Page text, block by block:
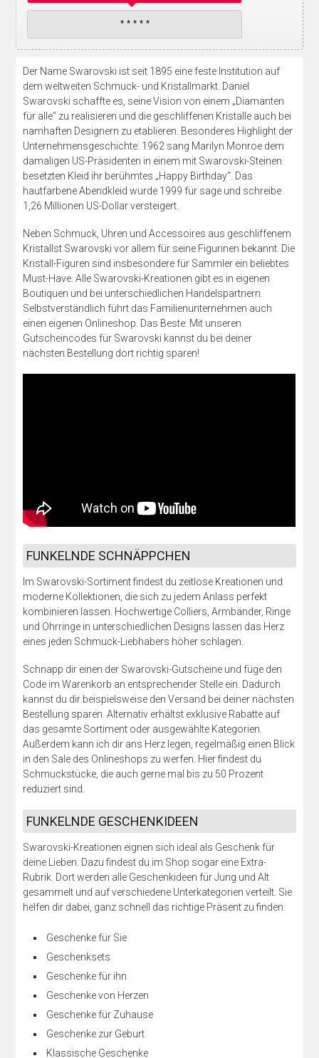
Der Name Swarovski ist seit 1895 eine feste Institution auf
dem weltweiten Schmuck- und Kristallmarkt. Daniel
Swarovski schaffte es, seine Vision von einem „Diamanten
für alle“ zu realisieren und die geschliffenen Kristalle auch bei
namhaften Designern zu etablieren. Besonderes Highlight der
Unternehmensgeschichte: 1962 sang Marilyn Monroe dem
damaligen US-Präsidenten in einem mit Swarovski-Steinen
besetzten Kleid ihr berühmtes „Happy Birthday“. Das
hautfarbene Abendkleid wurde 1999 für sage und schreibe
1,26 Millionen US-Dollar versteigert.
Neben Schmuck, Uhren und Accessoires aus geschliffenem
Kristallst Swarovski vor allem für seine Figurinen bekannt. Die
Kristall-Figuren sind insbesondere für Sammler ein beliebtes
Must-Have. Alle Swarovski-Kreationen gibt es in eigenen
Boutiquen und bei unterschiedlichen Handelspartnern.
Selbstverständlich führt das Familienunternehmen auch
einen eigenen Onlineshop. Das Beste: Mit unseren
Gutscheincodes für Swarovski kannst du bei deiner
nächsten Bestellung dort richtig sparen!
FUNKELNDE SCHNÄPPCHEN
Im Swarovski-Sortiment findest du zeitlose Kreationen und
moderne Kollektionen, die sich zu jedem Anlass perfekt
kombinieren lassen. Hochwertige Colliers, Armbänder, Ringe
und Ohrringe in unterschiedlichen Designs lassen das Herz
eines jeden Schmuck-Liebhabers höher schlagen.
Schnapp dir einen der Swarovski-Gutscheine und füge den
Code im Warenkorb an entsprechender Stelle ein. Dadurch
kannst du dir beispielsweise den Versand bei deiner nächsten
Bestellung sparen. Alternativ erhältst exklusive Rabatte auf
das gesamte Sortiment oder ausgewählte Kategorien.
Außerdem kann ich dir ans Herz legen, regelmäßig einen Blick
in den Sale des Onlineshops zu werfen. Hier findest du
Schmuckstücke, die auch gerne mal bis zu 50 Prozent
reduziert sind.
FUNKELNDE GESCHENKIDEEN
Swarovski-Kreationen eignen sich ideal als Geschenk für
deine Lieben. Dazu findest du im Shop sogar eine Extra-
Rubrik. Dort werden alle Geschenkideen für Jung und Alt
gesammelt und auf verschiedene Unterkategorien verteilt. Sie
helfen dir dabei, ganz schnell das richtige Präsent zu finden:
Geschenke für Sie
Geschenksets
Geschenke für ihn
Geschenke von Herzen
Geschenke für Zuhause
Geschenke zur Geburt
Klassische Geschenke